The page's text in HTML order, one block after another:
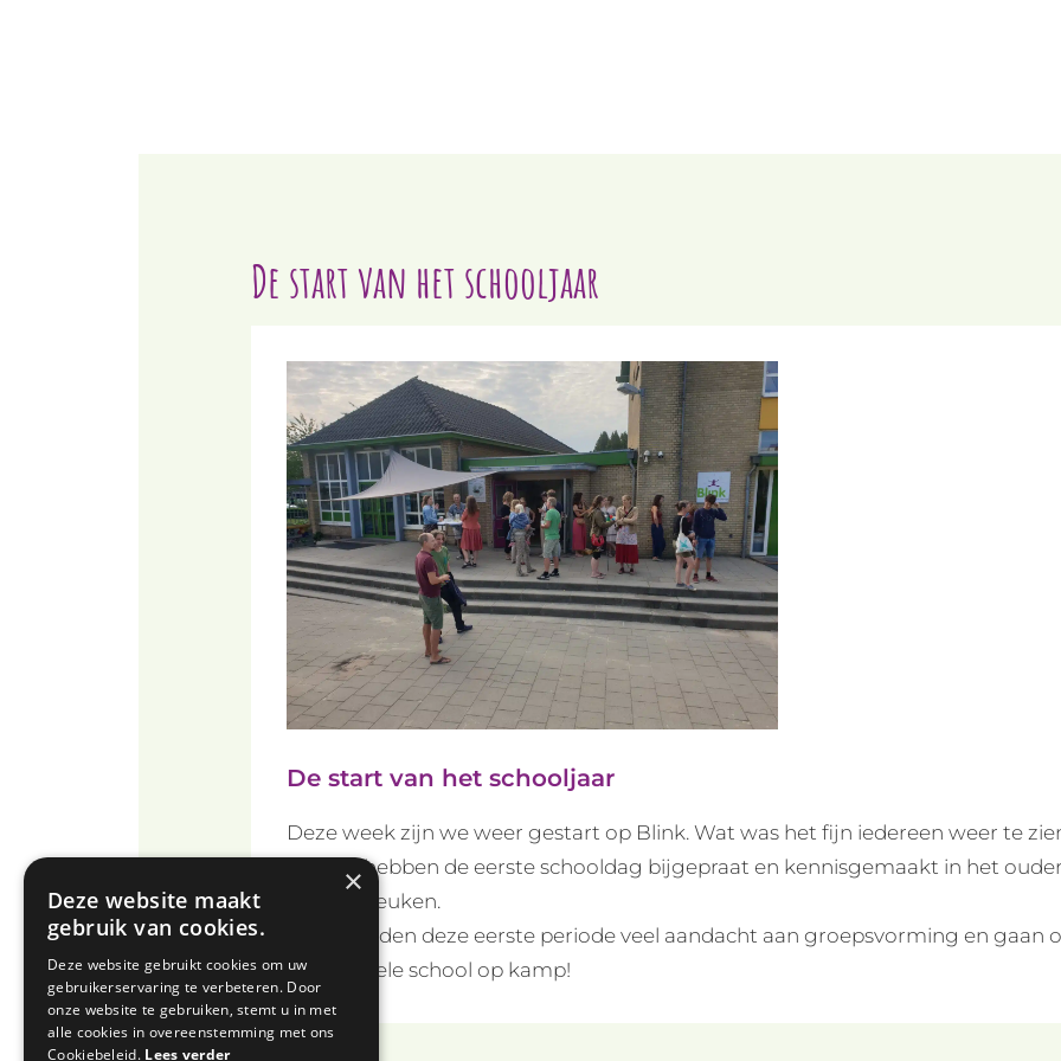
De start van het schooljaar
De start van het schooljaar
Deze week zijn we weer gestart op Blink. Wat was het fijn iedereen weer te
Ouders hebben de eerste schooldag bijgepraat en kennisgemaakt in het
nieuwe keuken.
We besteden deze eerste periode veel aandacht aan groepsvorming en gaan
met de hele school op kamp!
×
Deze website maakt
gebruik van cookies.
Deze website gebruikt cookies om uw
gebruikerservaring te verbeteren. Door
onze website te gebruiken, stemt u in met
alle cookies in overeenstemming met ons
Cookiebeleid. Lees verder